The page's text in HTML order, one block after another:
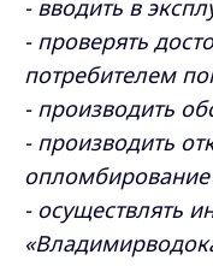
- вводить в
- проверять
потребителем
- производить
- производить
- осуществлять